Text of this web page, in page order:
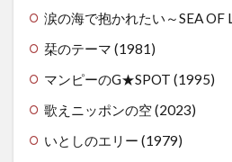
ズ（全
国の花
火
師）」
3
ま
め
涙の海で抱かれたい～SEA OF
栞のテーマ (1981)
マンピーのG★SPOT (1995)
歌えニッポンの空 (2023)
いとしのエリー (1979)